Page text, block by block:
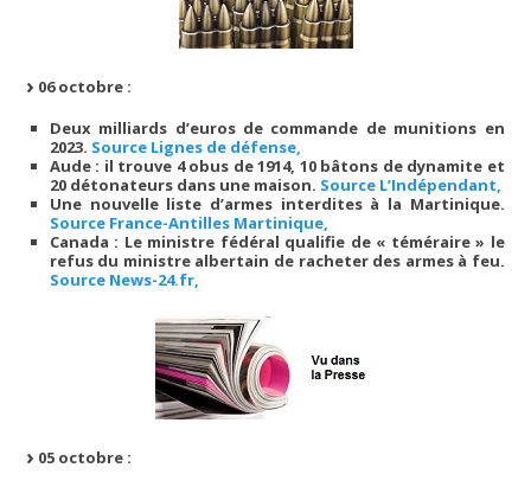
06 octobre :
Deux milliards d’euros de commande de munitions en
2023. Source Lignes de défense,
Aude : il trouve 4 obus de 1914, 10 bâtons de dynamite et
20 détonateurs dans une maison. Source L’Indépendant,
Une nouvelle liste d’armes interdites à la Martinique.
Source France-Antilles Martinique,
Canada : Le ministre fédéral qualifie de « téméraire » le
refus du ministre albertain de racheter des armes à feu.
Source News-24.fr,
05 octobre :